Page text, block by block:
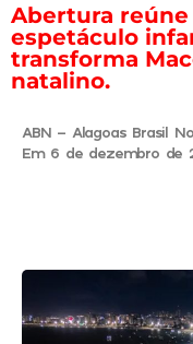
Abertura reúne
espetáculo
transforma
natalino.
ABN - Alagoas Brasil
Em 6 de dezembro de